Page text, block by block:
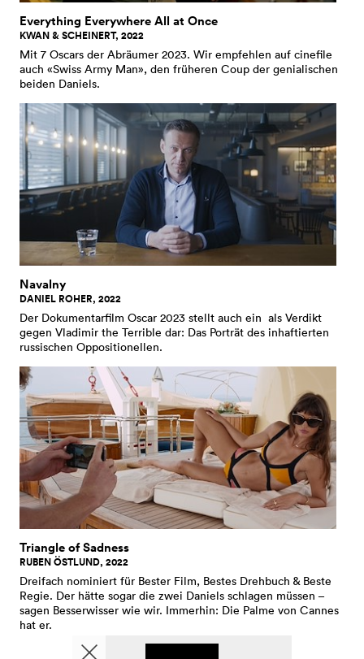
Everything Everywhere All at Once
KWAN & SCHEINERT, 2022
Mit 7 Oscars der Abräumer 2023. Wir empfehlen auf cinefile
auch «Swiss Army Man», den früheren Coup der genialischen
beiden Daniels.
Navalny
DANIEL ROHER, 2022
Der Dokumentarfilm Oscar 2023 stellt auch ein als Verdikt
gegen Vladimir the Terrible dar: Das Porträt des inhaftierten
russischen Oppositionellen.
Triangle of Sadness
RUBEN ÖSTLUND, 2022
Dreifach nominiert für Bester Film, Bestes Drehbuch & Beste
Regie. Der hätte sogar die zwei Daniels schlagen müssen –
sagen Besserwisser wie wir. Immerhin: Die Palme von Cannes
hat er.